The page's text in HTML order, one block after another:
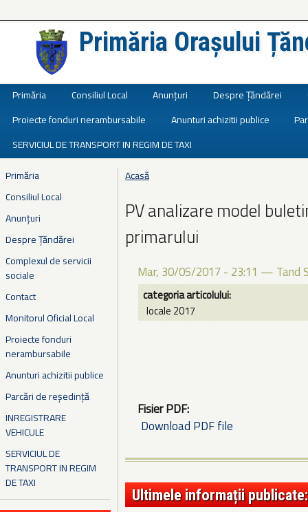
Primăria Orașului
Primăria Consiliul Local Anunțuri Despre Țăndărei
Proiecte fonduri nerambursabile
Anunturi achizitii publice
SERVICIUL DE TRANSPORT IN REGIM DE TAXI
Primăria
Consiliul Local
Anunțuri
Despre Țăndărei
Complexul de servicii
sociale
Contact
Monitorul Oficial Local
Proiecte fonduri
nerambursabile
Anunturi achizitii publice
Parcări de reședință
INREGISTRARE
VEHICULE
SERVICIUL DE
TRANSPORT IN REGIM
DE TAXI
Eşti aici
Acasă
PV analizare model
primarului
Mar, 30/05/2017 - 23:11 — Tand
categoria articolului:
locale 2017
Fisier PDF:
Download PDF file
Ultimele informații publicate: